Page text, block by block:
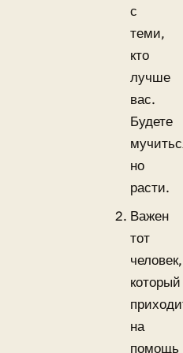
с
теми,
кто
лучше
вас.
Будете
но
расти.
Важен
тот
человек,
который
на
помощь